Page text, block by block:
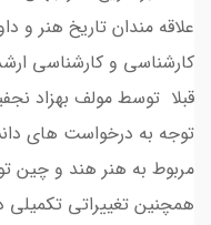
علاقه مندان تاریخ هنر و
کارشناسی و کارشناسی
قبلا توسط مولف بهزاد
توجه به درخواست های
مربوط به هنر هند و چین
همچنین تغییراتی